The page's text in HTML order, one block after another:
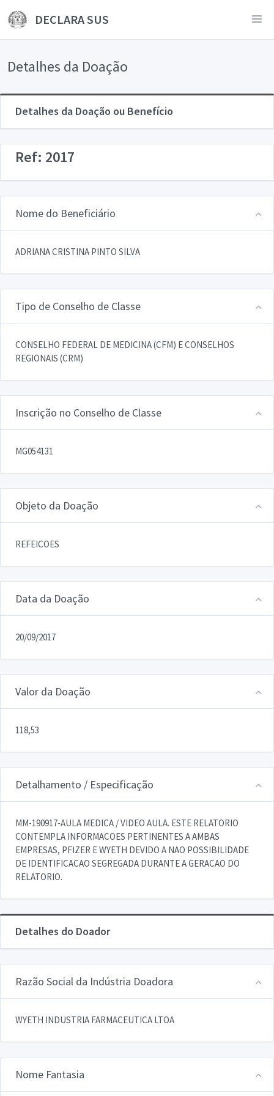
DECLARA SUS
Detalhes da Doação
Detalhes da Doação ou Benefício
Ref: 2017
Nome do Beneficiário
ADRIANA CRISTINA PINTO SILVA
Tipo de Conselho de Classe
CONSELHO FEDERAL DE MEDICINA (CFM) E CONSELHOS
REGIONAIS (CRM)
Inscrição no Conselho de Classe
MG054131
Objeto da Doação
REFEICOES
Data da Doação
20/09/2017
Valor da Doação
118,53
Detalhamento / Especificação
MM-190917-AULA MEDICA / VIDEO AULA. ESTE RELATORIO
CONTEMPLA INFORMACOES PERTINENTES A AMBAS
EMPRESAS, PFIZER E WYETH DEVIDO A NAO POSSIBILIDADE
DE IDENTIFICACAO SEGREGADA DURANTE A GERACAO DO
RELATORIO.
Detalhes do Doador
Razão Social da Indústria Doadora
WYETH INDUSTRIA FARMACEUTICA LTOA
Nome Fantasia